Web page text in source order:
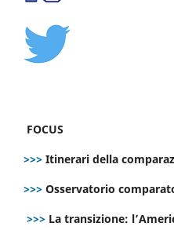
FOCUS
>>> Itinerari della
>>> Osservatorio
>>> La transizione: